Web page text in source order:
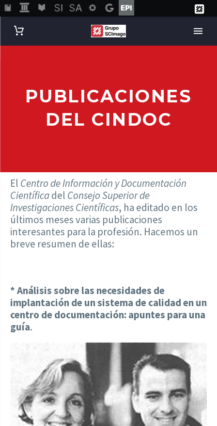
PUBLICACIONES
DEL CINDOC
El Centro de Información y Documentación
Científicadel Consejo Superior de
Investigaciones Científicas, ha editado en los
últimos meses varias publicaciones
interesantes para la profesión. Hacemos un
breve resumen de ellas:
* Análisis sobre las necesidades de
implantación de un sistema de calidad en un
centro de documentación: apuntes para una
guía.